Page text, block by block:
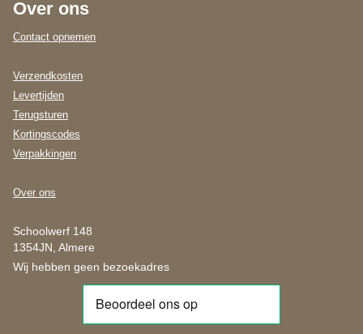
Over ons
Contact opnemen
Verzendkosten
Levertijden
Terugsturen
Kortingscodes
Verpakkingen
Over ons
Schoolwerf 148
1354JN, Almere
Wij hebben geen bezoekadres